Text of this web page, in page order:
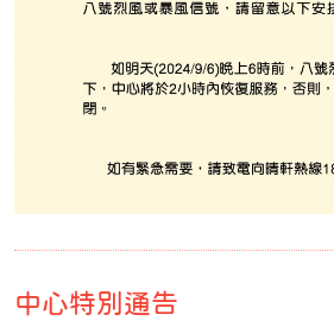
中心特別通告